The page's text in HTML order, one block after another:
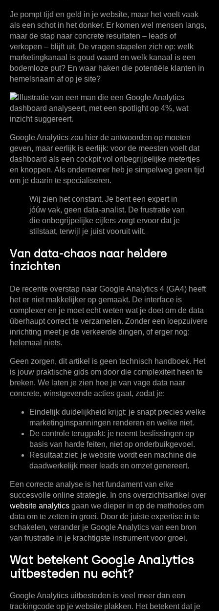
Je pompt tijd en geld in je website, maar het voelt vaak
als een schot in het donker. Er komen wel mensen langs,
maar de stap naar concrete resultaten – leads of
verkopen – blijft uit. De vragen stapelen zich op: welk
marketingkanaal is goud waard en welk kanaal is een
bodemloze put? En waar haken die potentiële klanten in
hemelsnaam af op je site?
Google Analytics zou hier de antwoorden op moeten
geven, maar eerlijk is eerlijk: voor de meesten voelt dat
dashboard als een cockpit vol onbegrijpelijke metertjes
en knoppen. Als ondernemer heb je simpelweg geen tijd
om je daarin te specialiseren.
Wij zien het constant. Je bent een expert in
jóúw vak, geen data-analist. De frustratie van
die onbegrijpelijke cijfers zorgt ervoor dat je
stilstaat, terwijl je juist vooruit wilt.
Van data-chaos naar heldere
inzichten
De recente overstap naar Google Analytics 4 (GA4) heeft
het er niet makkelijker op gemaakt. De interface is
complexer en je moet echt weten wat je doet om de data
überhaupt correct te verzamelen. Zonder een loepzuivere
inrichting meet je de verkeerde dingen, of erger nog:
helemaal niets.
Geen zorgen, dit artikel is geen technisch handboek. Het
is jouw praktische gids om door die complexiteit heen te
breken. We laten je zien hoe je van vage data naar
concrete, winstgevende acties gaat, zodat je:
Eindelijk duidelijkheid krijgt: je snapt precies welke
marketinginspanningen renderen en welke niet.
De controle terugpakt: je neemt beslissingen op
basis van harde feiten, niet op onderbuikgevoel.
Resultaat ziet: je website wordt een machine die
daadwerkelijk meer leads en omzet genereert.
Een correcte analyse is het fundament van elke
succesvolle online strategie. In ons overzichtsartikel over
website analytics gaan we dieper in op de methodes om
data om te zetten in groei. Door de juiste expertise in te
schakelen, verander je Google Analytics van een bron
van frustratie in je krachtigste instrument voor groei.
Wat betekent Google Analytics
uitbesteden nu echt?
Google Analytics uitbesteden is veel meer dan een
trackingcode op je website plakken. Het betekent dat je